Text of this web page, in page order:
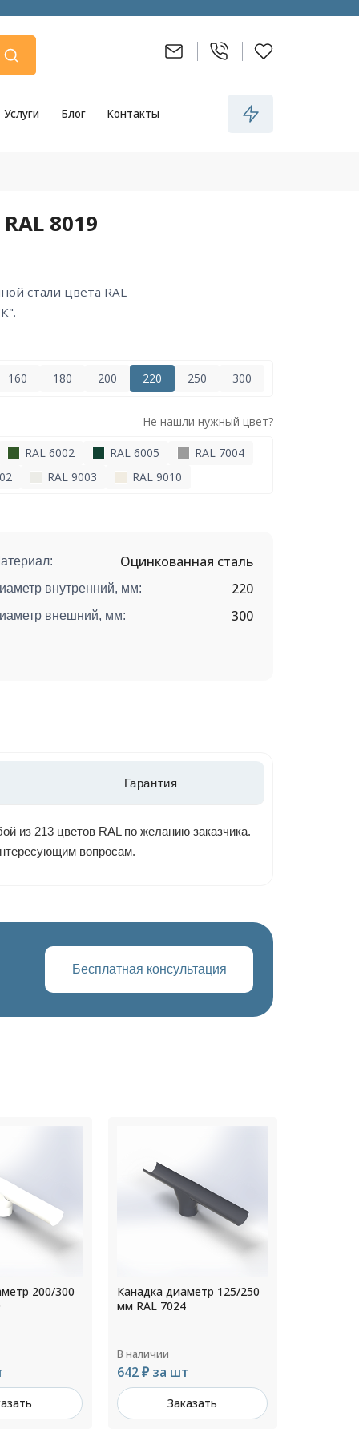
Услуги Блог Контакты
8019
160 180 200 220 250 300
Не нашли нужный цвет?
RAL 6002 RAL 6005
RAL 7004
RAL 9003 RAL 9010
Оцинкованная сталь
внутренний, мм: 220
внешний, мм: 300
Гарантия
из 213 цветов RAL по желанию заказчика.
вопросам.
Бесплатная консультация
125/250
Канадка диаметр 140/250
мм RAL 8017
В наличии
801 ₽ за шт
Заказать